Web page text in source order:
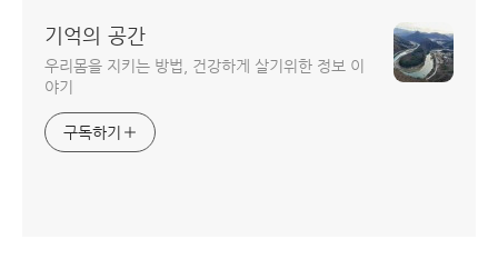
기억의 공간
우리몸을 지키는 방법, 건강하게 살기위한 정보 이
야기
구독하기